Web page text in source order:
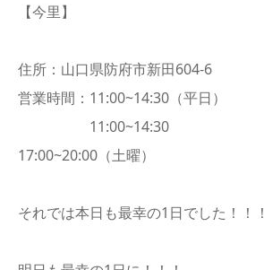
【今里】
住所：山口県防府市新田604-6
営業時間：11:00~14:30（平日）
11:00~14:30
17:00~20:00（土曜）
それでは本日も最幸の1日でした！！！